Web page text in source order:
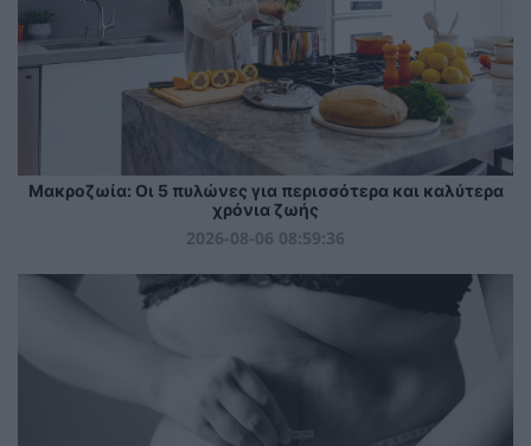
Mακροζωία: Οι 5 πυλώνες για περισσότερα και καλύτερα
χρόνια ζωής
2026-08-06 08:59:36